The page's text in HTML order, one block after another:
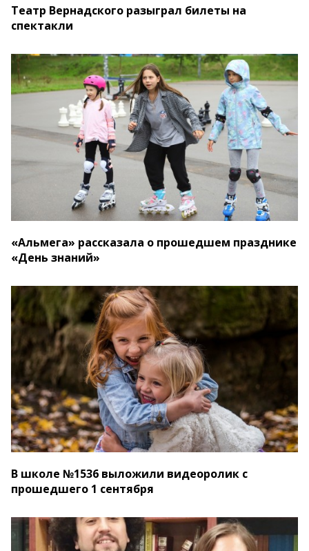
Театр Вернадского разыграл билеты на
спектакли
«Альмега» рассказала о прошедшем празднике
«День знаний»
В школе №1536 выложили видеоролик с
прошедшего 1 сентября